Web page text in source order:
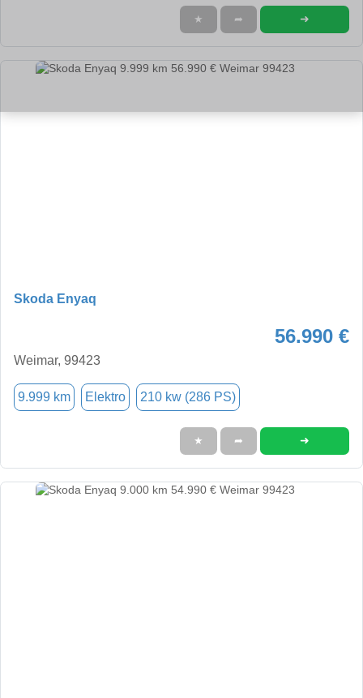
★ ➦ ➜
Skoda Enyaq
56.990 €
Weimar, 99423
9.999 km Elektro 210 kw (286 PS)
★ ➦ ➜